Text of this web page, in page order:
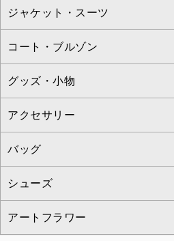
ニット・セーター
カーディガン
アンサンブルセット
ベスト・ジレ
パーカー
タンクトップ・キャミソール
スウェット・ジャージー
ドレス
チュニック
ジャンパースカート
その他のワンピース・ドレス
フルレングスパンツ
クロップド・半端丈パンツ
ガウチョ・ワイドパンツ
ハーフ・ショート丈パンツ
サロペット・オールインワン
その他のパンツ
すべてのスカート
ロング・マキシ丈スカート
ひざ丈スカート
ミモレ丈スカート
ショート・ミニ丈スカート
その他のスカート
ジャケット・スーツ
すべてのジャケット・スーツ
テーラードジャケット
ノーカラージャケット
セットアップ
セットアップジャケット
セットアップパンツ
コート・ブルゾン
すべてのコート・ブルゾン
トレンチコート
ピーコート
ダッフルコート
チェスターコート
グッズ・小物
すべてのグッズ・小物
マスク
ストール・マフラー・スヌード
ベルト・サスペンダー
アクセサリー
すべてのアクセサリー
ネックレス
ピアス・イヤリング
バッグ
すべてのバッグ
トートバッグ
シューズ
すべてのシューズ
アートフラワー